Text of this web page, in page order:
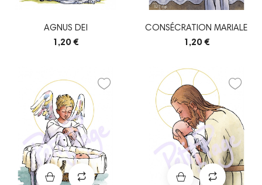
AGNUS DEI
1,20 €
CONSÉCRATION MARIALE
1,20 €